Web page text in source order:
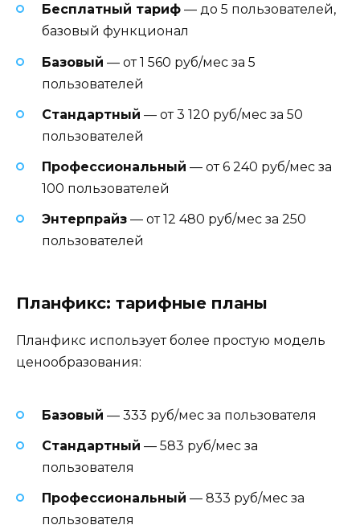
Бесплатный тариф — до 5 пользователей,
базовый функционал
Базовый — от 1 560 руб/мес за 5
пользователей
Стандартный — от 3 120 руб/мес за 50
пользователей
Профессиональный — от 6 240 руб/мес за
100 пользователей
Энтерпрайз — от 12 480 руб/мес за 250
пользователей
Планфикс: тарифные планы
Планфикс использует более простую модель
ценообразования:
Базовый — 333 руб/мес за пользователя
Стандартный — 583 руб/мес за
пользователя
Профессиональный — 833 руб/мес за
пользователя